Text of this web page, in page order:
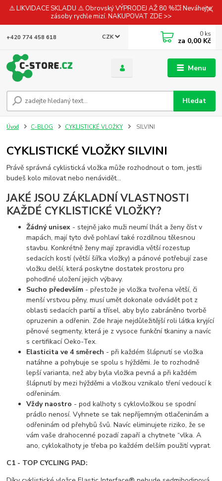
⚠️ LIKVIDACE SKLADU ⚠️ Obrovský VÝPRODEJ AŽ 80 %💥 Neváhejte,
zásoby rychle mizí. NAKUPOVAT ZDE >>
Menu
CZK
Hledat
+420 774 458 618 0 ks
za 0,00 Kč
Úvod C-BLOG CYKLISTICKÉ VLOŽKY SILVINI
CYKLISTICKÉ VLOŽKY SILVINI
Právě správná cyklistická vložka může rozhodnout o tom, jestli
budeš kolo milovat nebo nenávidět…
JAKÉ JSOU ZÁKLADNÍ VLASTNOSTI
KAŽDÉ CYKLISTICKÉ VLOŽKY?
Žádný unisex - stejně jako muži neumí lhát a ženy číst v
mapách, mají tyto dvě pohlaví také rozdílnou tělesnou
stavbu. Konkrétně ženy mají zpravidla větší rozestup
sedacích kostí (větší šířka vložky) a pánové potřebují zase
vložku delší, která poskytne dostatek prostoru pro
pohodlné uložení jejich výbavy.
Sucho především - přestože je vložka tvořena větší, či
menší vrstvou pěny, musí umět dokonale odvádět pot z
oblasti sedacích partií a třísel, aby bylo zabráněno tvorbě
opruzenin a odřenin. Zde hraje nejdůležitější roli látka kryjící
pěnové segmenty, která je z vysoce funkční tkaniny a navíc
s certifikací Oeko-Tex.
Elasticita ve 4 směrech - při každém šlápnutí se vložka
natáhne a pohybuje se spolu s hýžděmi. Je to rozhodně
lepší varianta, než aby byla vložka pevná a při každém
šlápnutí by mezi hýžděmi a vložkou vznikalo tření vedoucí k
odřeninám.
Vždy naostro - pod kalhoty s cyklovložkou se spodní
prádlo nenosí. Vyhnete se tak nepříjemným otlačeninám a
odřeninám od přehybů švů. Navíc eliminujete riziko, že se
vám vaše drahocenné pozadí zapaří a chytnete “vlka. A
ano, cyklokalhoty je třeba po každém delším použití vyprat.
C1 - TOP CYCLING PAD: